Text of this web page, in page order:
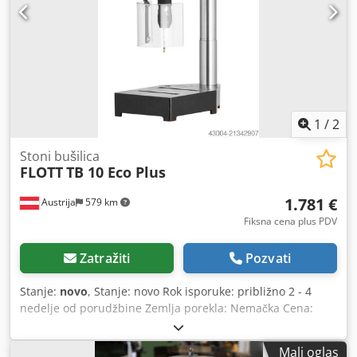
0, 85 m Bušilica pero opremljena steznom glavom 1 -
16mm Okretni sto *
1 /2
Austrija 579 km
Stoni bušilica
FLOTTTB 10 Eco Plus
1.781 €
Fiksna cena plus PDV
Zatražiti Pozvati
Stanje: novo, Stanje: novo Rok isporuke: približno 2 - 4
nedelje od porudžbine Zemlja porekla: Nemačka Cena:
1.781,01 € Kapacitet bušenja u konstrukcionom čeliku: 10
mm Prihvat: B 16 Dodirno rastojanje: 180 mm Obrtaji: 250 -
Mali oglas